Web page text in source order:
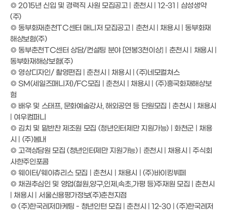
◎ 2015년 신입 및 경력직 사원 모집공고 | 춘천시 | 12-31 | 삼성생약
(주)
◎ 동부화재춘천TC센터 매니저 모집공고 | 춘천시 | 채용시 | 동부화재
해상보험(주)
◎ 동부춘천TC센터 상담/컨설팅 분야 [연봉3천이상] | 춘천시 | 채용시 |
동부화재해상보험(주)
◎ 영상디자인/ 촬영편집 | 춘천시 | 채용시 | (주)네모컬쳐스
◎ SM(세일즈매니저)/FC모집 | 춘천시 | 채용시 | (주)흥국화재해상보
험
◎ 배우 및 스태프, 문화예술강사, 해외공연 등 단원모집 | 춘천시 | 채용시
| 여우컴퍼니
◎ 김치 및 밑반찬 제조원 모집 (청년인터제만 지원가능) | 화천군 | 채용
시 | (주)봄내
◎ 고객상담원 모집 (청년인터제만 지원가능) | 춘천시 | 채용시 | 주식회
사한주인포콤
◎ 웨이터/웨이츄리스 모집 | 춘천시 | 채용시 | (주)바이킹뷔페
◎ 채권추심인 및 영업(철원,양구,인제,속초,가평 등)주재원 모집 | 춘천시
| 채용시 | 서울신용평가정보(주)춘천지점
◎ (주)한국레저마케팅 - 청년인턴 모집 | 춘천시 | 12-30 | (주)한국레저